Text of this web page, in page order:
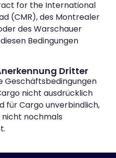
for the International
(CMR), des Montrealer
des Warschauer
Bedingungen
Dritter
Geschäftsbedingungen
nicht ausdrücklich
für Cargo unverbindlich,
nicht nochmals